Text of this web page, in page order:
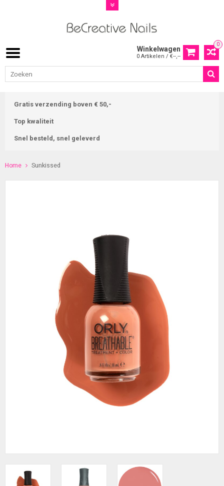
0
Winkelwagen
0 Artikelen / €--,--
Gratis verzending boven € 50,-
Top kwaliteit
Snel besteld, snel geleverd
Home Sunkissed